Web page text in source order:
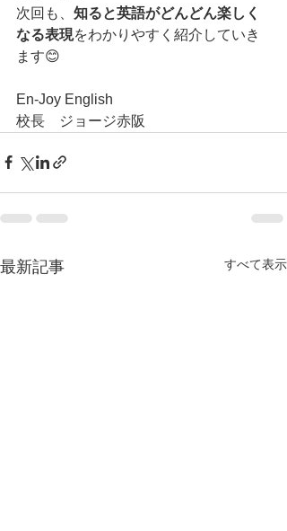
次回も、 知ると英語がどんどん楽しく
なる表現をわかりやすく紹介していき
ます😊
En-Joy English
校長　ジョージ赤阪
最新記事 すべて表示